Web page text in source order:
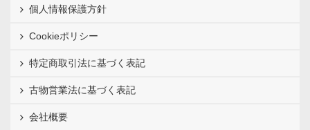
個人情報保護方針
Cookieポリシー
特定商取引法に基づく表記
古物営業法に基づく表記
会社概要